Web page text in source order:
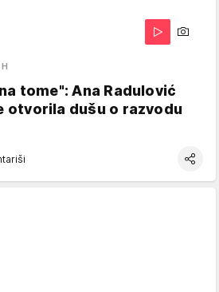
tome": Ana Radulović
otvorila dušu o razvodu